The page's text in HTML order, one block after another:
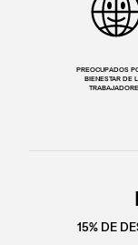
PREOCUPADOS
BIENESTAR DE
15% DE